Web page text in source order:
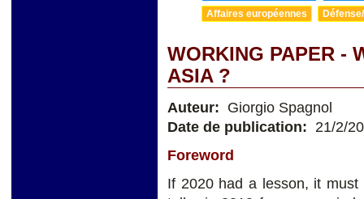
Affaires européennes
WORKING PAPER -
ASIA ?
Auteur: Giorgio Spagnol
Date de publication: 21/2/
Foreword
If 2020 had a lesson, it